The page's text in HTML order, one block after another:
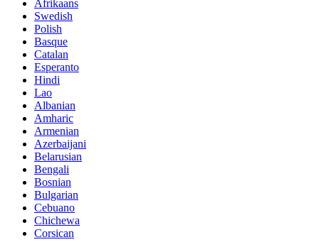
Afrikaans
Swedish
Polish
Basque
Catalan
Esperanto
Hindi
Lao
Albanian
Amharic
Armenian
Azerbaijani
Belarusian
Bengali
Bosnian
Bulgarian
Cebuano
Chichewa
Corsican